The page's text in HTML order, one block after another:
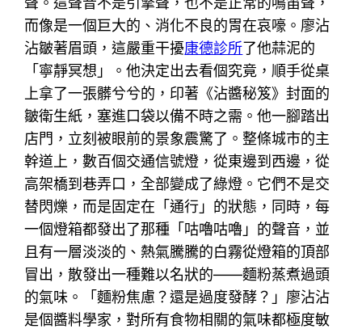
而像是一個巨大的、消化不良的胃在哀嚎。廖沾
沾皺著眉頭，這嚴重干擾康德診所了他蒜泥的
「寧靜冥想」。他決定出去看個究竟，順手從桌
上拿了一張髒兮兮的，印著《沾醬秘笈》封面的
皺衛生紙，塞進口袋以備不時之需。他一腳踏出
店門，立刻被眼前的景象震驚了。整條城市的主
幹道上，數百個交通信號燈，從東邊到西邊，從
高架橋到巷弄口，全部變成了綠燈。它們不是交
替閃爍，而是固定在「通行」的狀態，同時，每
一個燈箱都發出了那種「咕嚕咕嚕」的聲音，並
且有一層淡淡的、熱氣騰騰的白霧從燈箱的頂部
冒出，散發出一種難以名狀的——麵粉蒸煮過頭
的氣味。「麵粉焦慮？還是過度發酵？」廖沾沾
是個醬料學家，對所有食物相關的氣味都極度敏